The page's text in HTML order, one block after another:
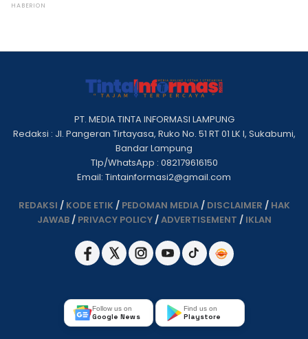
PT. MEDIA TINTA INFORMASI LAMPUNG
Redaksi : Jl. Pangeran Tirtayasa, Ruko No. 51 RT 01 LK I, Sukabumi,
Bandar Lampung
Tlp/WhatsApp : 082179616150
Email: Tintainformasi2@gmail.com
REDAKSI / KODE ETIK / PEDOMAN MEDIA/ DISCLAIMER / HAK
JAWAB/ PRIVACY POLICY/ADVERTISEMENT / IKLAN
Follow us on
Google News
Find us on
Playstore